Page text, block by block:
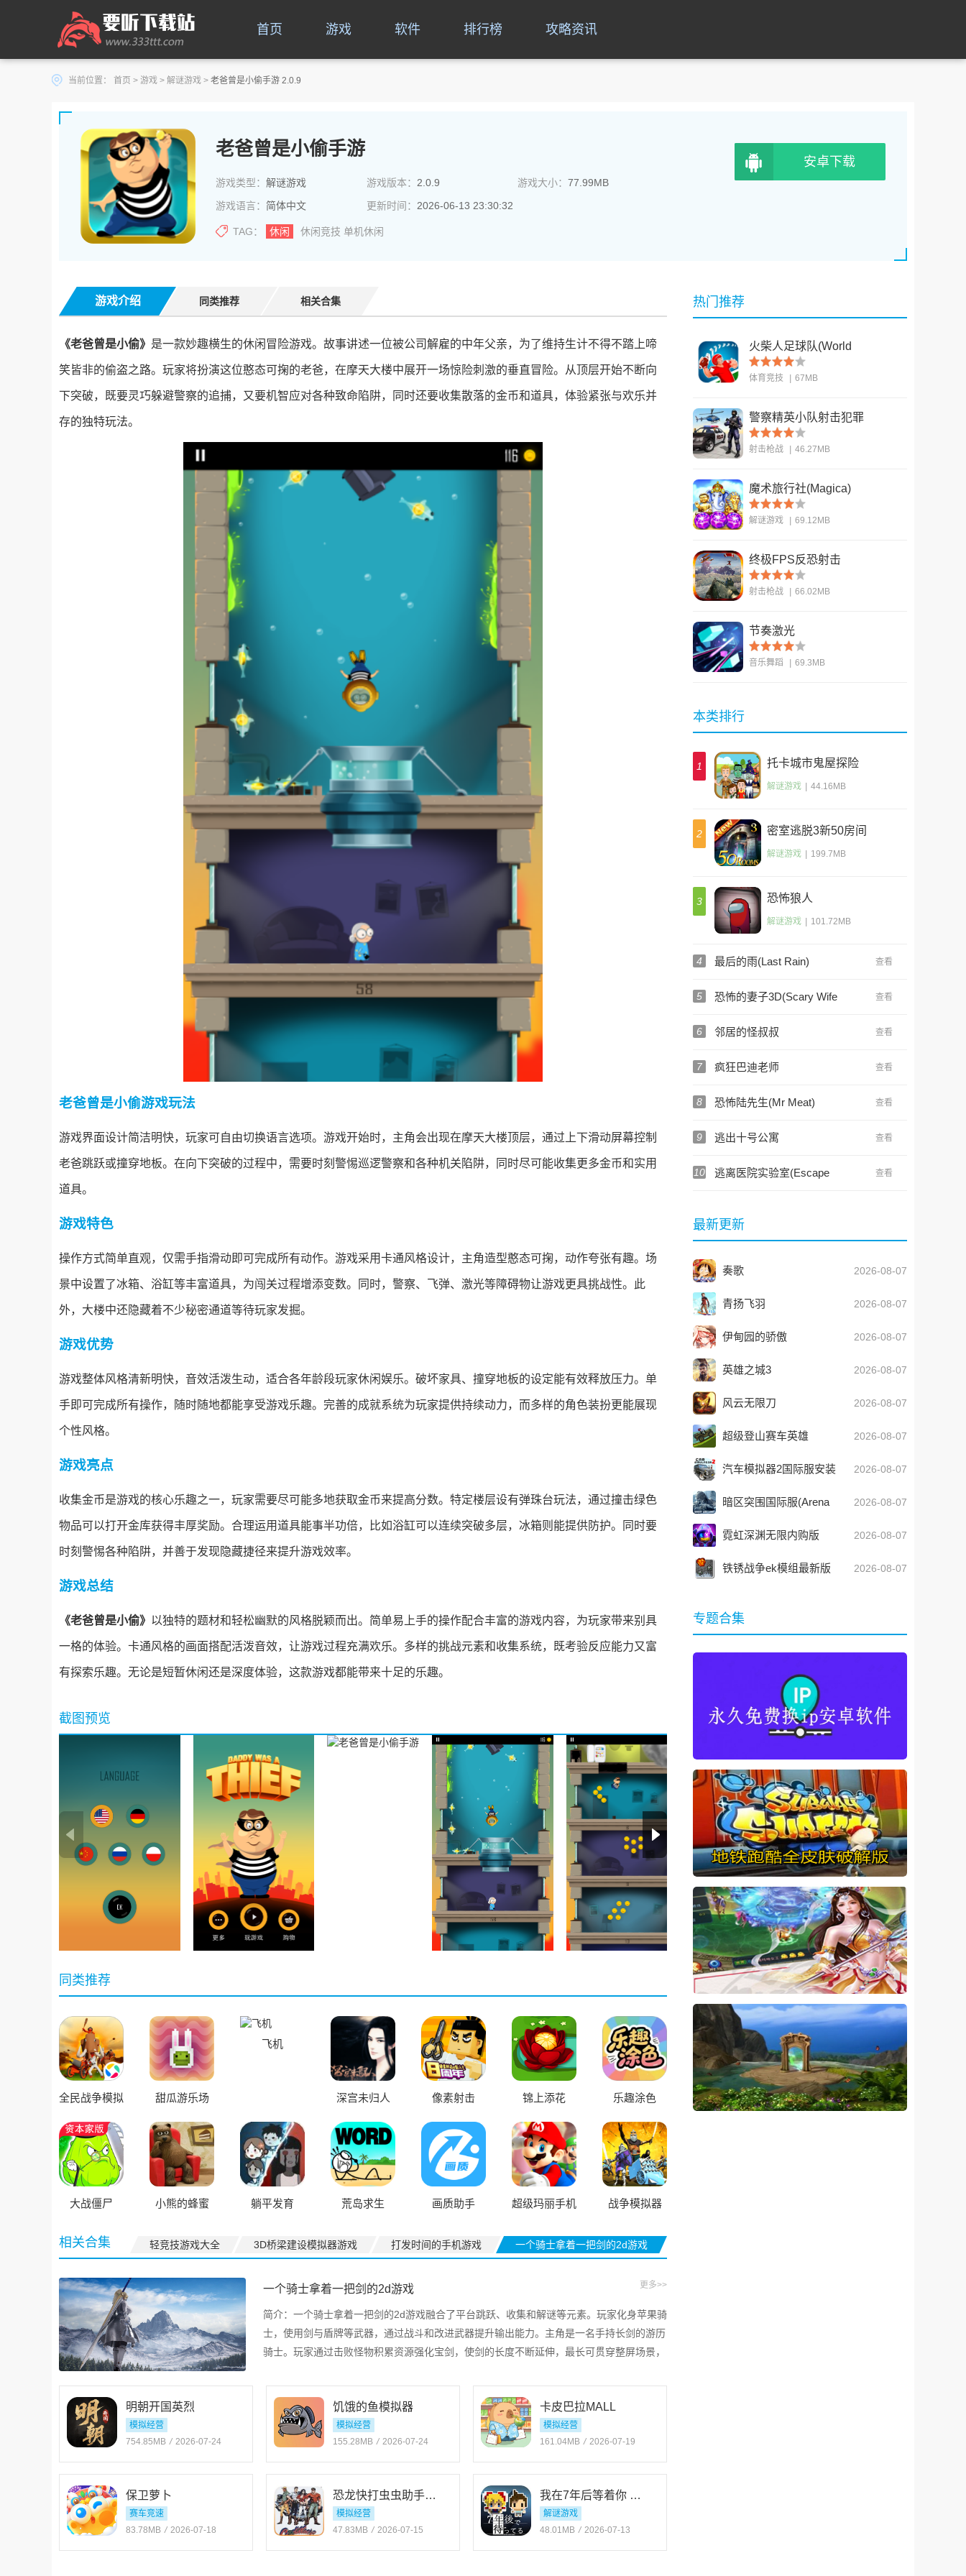
首页 游戏 软件 排行榜 攻略资讯
当前位置： 首页 > 游戏 > 解谜游戏 > 老爸曾是小偷手游 2.0.9
老爸曾是小偷手游
游戏类型： 解谜游戏 游戏版本： 2.0.9 游戏大小： 77.99MB
游戏语言： 简体中文 更新时间： 2026-06-13 23:30:32
TAG： 休闲 休闲竞技 单机休闲
安卓下载
游戏介绍 同类推荐 相关合集
《老爸曾是小偷》 是一款妙趣横生的休闲冒险游戏。故事讲述一位被公司解雇的中年父亲，为了维持生计不得不踏上啼
笑皆非的偷盗之路。玩家将扮演这位憨态可掬的老爸，在摩天大楼中展开一场惊险刺激的垂直冒险。从顶层开始不断向
下突破，既要灵巧躲避警察的追捕，又要机智应对各种致命陷阱，同时还要收集散落的金币和道具，体验紧张与欢乐并
存的独特玩法。
老爸曾是小偷游戏玩法
游戏界面设计简洁明快，玩家可自由切换语言选项。游戏开始时，主角会出现在摩天大楼顶层，通过上下滑动屏幕控制
老爸跳跃或撞穿地板。在向下突破的过程中，需要时刻警惕巡逻警察和各种机关陷阱，同时尽可能收集更多金币和实用
道具。
游戏特色
操作方式简单直观，仅需手指滑动即可完成所有动作。游戏采用卡通风格设计，主角造型憨态可掬，动作夸张有趣。场
景中设置了冰箱、浴缸等丰富道具，为闯关过程增添变数。同时，警察、飞弹、激光等障碍物让游戏更具挑战性。此
外，大楼中还隐藏着不少秘密通道等待玩家发掘。
游戏优势
游戏整体风格清新明快，音效活泼生动，适合各年龄段玩家休闲娱乐。破坏家具、撞穿地板的设定能有效释放压力。单
手即可完成所有操作，随时随地都能享受游戏乐趣。完善的成就系统为玩家提供持续动力，而多样的角色装扮更能展现
个性风格。
游戏亮点
收集金币是游戏的核心乐趣之一，玩家需要尽可能多地获取金币来提高分数。特定楼层设有弹珠台玩法，通过撞击绿色
物品可以打开金库获得丰厚奖励。合理运用道具能事半功倍，比如浴缸可以连续突破多层，冰箱则能提供防护。同时要
时刻警惕各种陷阱，并善于发现隐藏捷径来提升游戏效率。
游戏总结
《老爸曾是小偷》 以独特的题材和轻松幽默的风格脱颖而出。简单易上手的操作配合丰富的游戏内容，为玩家带来别具
一格的体验。卡通风格的画面搭配活泼音效，让游戏过程充满欢乐。多样的挑战元素和收集系统，既考验反应能力又富
有探索乐趣。无论是短暂休闲还是深度体验，这款游戏都能带来十足的乐趣。
截图预览
同类推荐
全民战争模拟
器
甜瓜游乐场
飞机
深宫未归人 像素射击 锦上添花 乐趣涂色
大战僵尸 小熊的蜂蜜 躺平发育 荒岛求生 画质助手 超级玛丽手机 战争模拟器
相关合集 一个骑士拿着一把剑的2d游戏
打发时间的手机游戏
3D桥梁建设模拟器游戏
轻竞技游戏大全
一个骑士拿着一把剑的2d游戏 更多>>
简介： 一个骑士拿着一把剑的2d游戏融合了平台跳跃、收集和解谜等元素。玩家化身苹果骑
士，使用剑与盾牌等武器，通过战斗和改进武器提升输出能力。主角是一名手持长剑的游历
骑士。玩家通过击败怪物积累资源强化宝剑，使剑的长度不断延伸，最长可贯穿整屏场景，
明朝开国英烈
模拟经营
754.85MB / 2026-07-24
饥饿的鱼模拟器
模拟经营
155.28MB / 2026-07-24
卡皮巴拉MALL
模拟经营
161.04MB / 2026-07-19
保卫萝卜
赛车竞速
83.78MB / 2026-07-18
恐龙快打虫虫助手官网免费版
模拟经营
47.83MB / 2026-07-15
我在7年后等着你 安卓版v2.22
解谜游戏
48.01MB / 2026-07-13
热门推荐
火柴人足球队(World
Cup - Stickman
Soccer)
体育竞技 67MB
警察精英小队射击犯罪
(US Police Fps
Shooter)
射击枪战 46.27MB
魔术旅行社(Magica)
解谜游戏 69.12MB
终极FPS反恐射击
(ULTIMATE FPS
Counter Terrorist S)
射击枪战 66.02MB
节奏激光
音乐舞蹈 69.3MB
本类排行
1 托卡城市鬼屋探险
解谜游戏 44.16MB
2 密室逃脱3新50房间
解谜游戏 199.7MB
3 恐怖狼人
解谜游戏 101.72MB
4 最后的雨(Last Rain) 查看
5
恐怖的妻子3D(Scary Wife
查看
6 邻居的怪叔叔 查看
7 疯狂巴迪老师 查看
8 恐怖陆先生(Mr Meat) 查看
9 逃出十号公寓 查看
10
逃离医院实验室(Escape
查看
最新更新
奏歌 2026-08-07
青扬飞羽 2026-08-07
伊甸园的骄傲 2026-08-07
英雄之城3 2026-08-07
风云无限刀 2026-08-07
超级登山赛车英雄 2026-08-07
汽车模拟器2国际服安装
2026-08-07
暗区突围国际服(Arena
2026-08-07
霓虹深渊无限内购版 2026-08-07
铁锈战争ek模组最新版
2026-08-07
专题合集